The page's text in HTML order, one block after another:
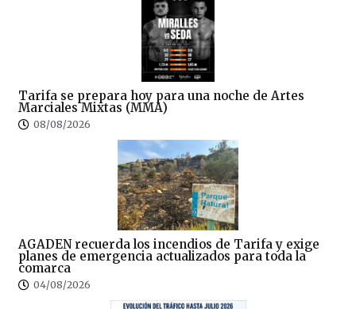
Tarifa se prepara hoy para una noche de Artes
Marciales Mixtas (MMA)
08/08/2026
AGADEN recuerda los incendios de Tarifa y exige
planes de emergencia actualizados para toda la
comarca
04/08/2026